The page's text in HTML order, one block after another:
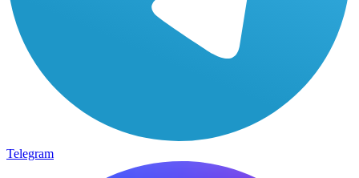
Telegram